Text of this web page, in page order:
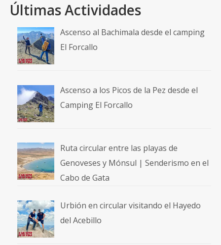
Últimas Actividades
Ascenso al Bachimala desde el camping
El Forcallo
Ascenso a los Picos de la Pez desde el
Camping El Forcallo
Ruta circular entre las playas de
Genoveses y Mónsul | Senderismo en el
Cabo de Gata
Urbión en circular visitando el Hayedo
del Acebillo